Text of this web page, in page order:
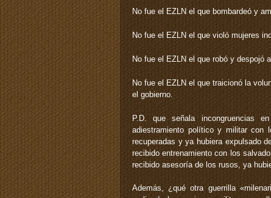
No fue el EZLN el que bombardeó y
No fue el EZLN el que violó mujeres
No fue el EZLN el que robó y despojó
No fue el EZLN el que traicionó la
el gobierno.
P.D. que señala incongruencias
adiestramiento político y militar con
recuperadas y ya hubiera expulsado
recibido entrenamiento con los
recibido asesoría de los rusos, ya
Además, ¿qué otra guerrilla